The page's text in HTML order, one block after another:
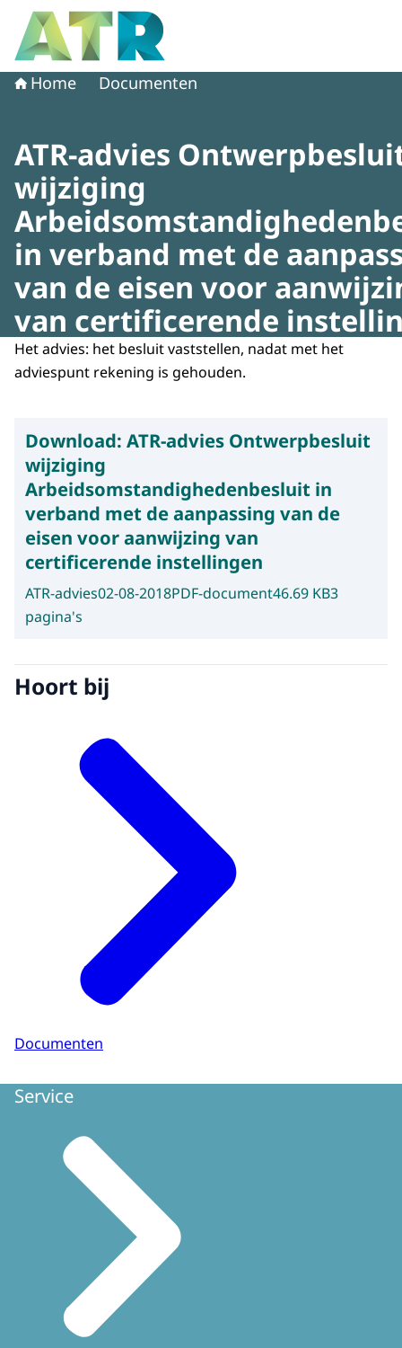
Naar de homepage van Adviescollege toetsing regeldruk
Home Documenten
ATR-advies
wijziging
in verband met de
van de eisen voor
van certificerende
Het advies: het besluit vaststellen, nadat met het
adviespunt rekening is gehouden.
Download: ATR-advies Ontwerpbesluit
wijziging
Arbeidsomstandighedenbesluit in
verband met de aanpassing van de
eisen voor aanwijzing van
certificerende instellingen
ATR-advies02-08-2018PDF-document46.69 KB3
pagina's
Hoort bij
Documenten
Service